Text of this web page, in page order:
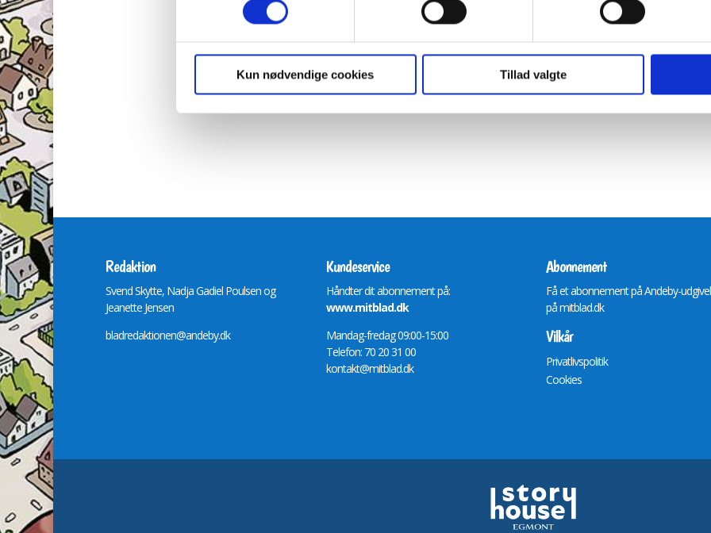
Kun nødvendige cookies Tillad valgte
Redaktion
Svend Skytte, Nadja Gadiel Poulsen og
Jeanette Jensen
bladredaktionen@andeby.dk
Kundeservice
Håndter dit abonnement på:
www.mitblad.dk
Mandag-fredag 09:00-15:00
Telefon: 70 20 31 00
kontakt@mitblad.dk
Abonnement
Få et abonnement på Andeby-
påmitblad.dk
Vilkår
Privatlivspolitik
Cookies